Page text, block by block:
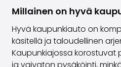
Millainen on hyvä
Hyvä kaupunkiauto on
käsitellä ja taloudellinen
Kaupunkiajossa korostuvat